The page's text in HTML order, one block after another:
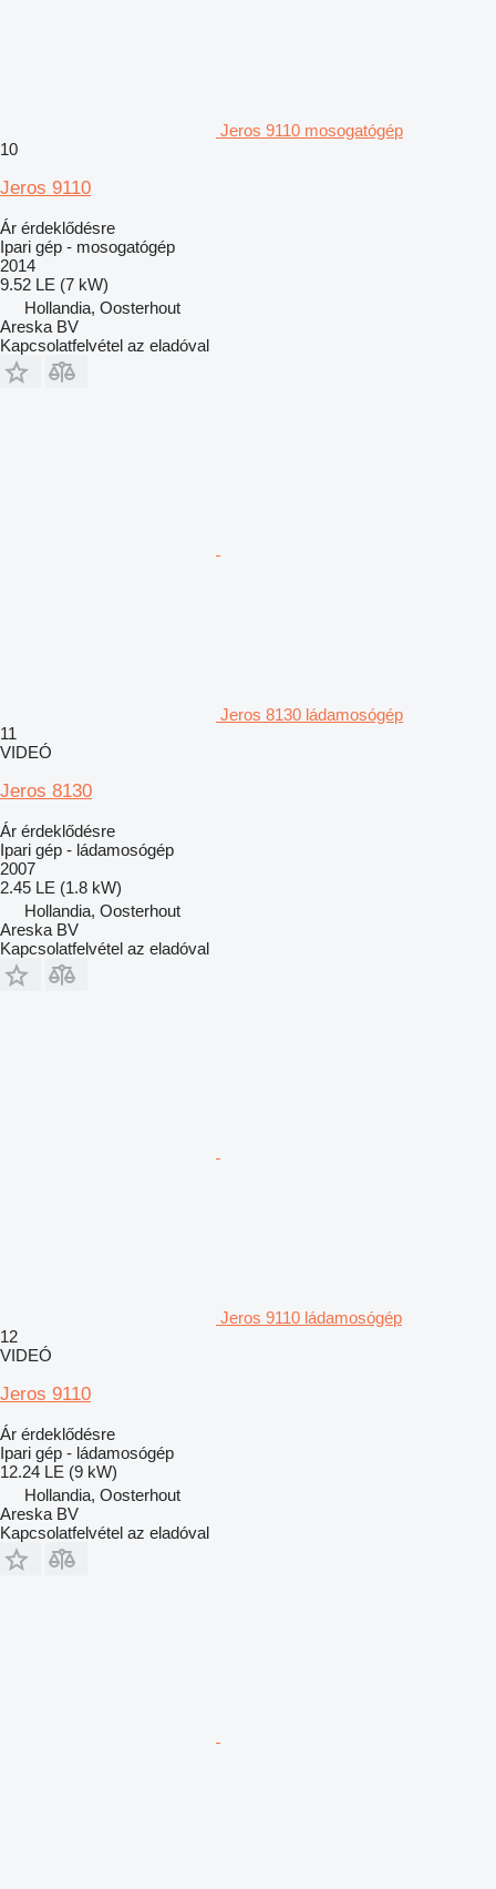
Jeros 9110 mosogatógép
10
Jeros 9110
Ár érdeklődésre
Ipari gép - mosogatógép
2014
9.52 LE (7 kW)
Hollandia, Oosterhout
Areska BV
Kapcsolatfelvétel az eladóval
Jeros 8130 ládamosógép
11
VIDEÓ
Jeros 8130
Ár érdeklődésre
Ipari gép - ládamosógép
2007
2.45 LE (1.8 kW)
Hollandia, Oosterhout
Areska BV
Kapcsolatfelvétel az eladóval
Jeros 9110 ládamosógép
12
VIDEÓ
Jeros 9110
Ár érdeklődésre
Ipari gép - ládamosógép
12.24 LE (9 kW)
Hollandia, Oosterhout
Areska BV
Kapcsolatfelvétel az eladóval